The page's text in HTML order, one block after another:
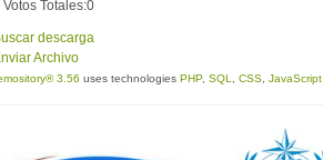
Votos Totales:0
descarga
Archivo
3.56 uses technologies PHP,SQL,CSS,JavaScript